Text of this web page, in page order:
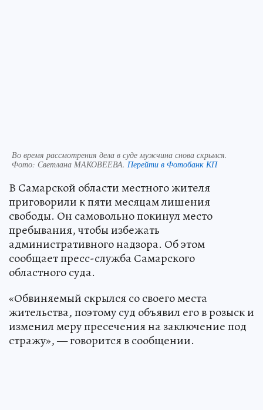
Во время рассмотрения дела в суде мужчина снова скрылся.
Фото: Светлана МАКОВЕЕВА. Перейти в Фотобанк КП
В Самарской области местного жителя
приговорили к пяти месяцам лишения
свободы. Он самовольно покинул место
пребывания, чтобы избежать
административного надзора. Об этом
сообщает пресс-служба Самарского
областного суда.
«Обвиняемый скрылся со своего места
жительства, поэтому суд объявил его в розыск и
изменил меру пресечения на заключение под
стражу», — говорится в сообщении.